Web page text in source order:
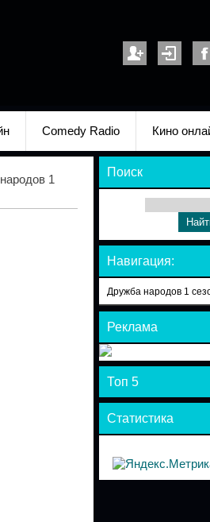
Comedy Radio Кино
1
Поиск
Навигация:
Дружба народов 1
Реклама
Топ 5
Статистика